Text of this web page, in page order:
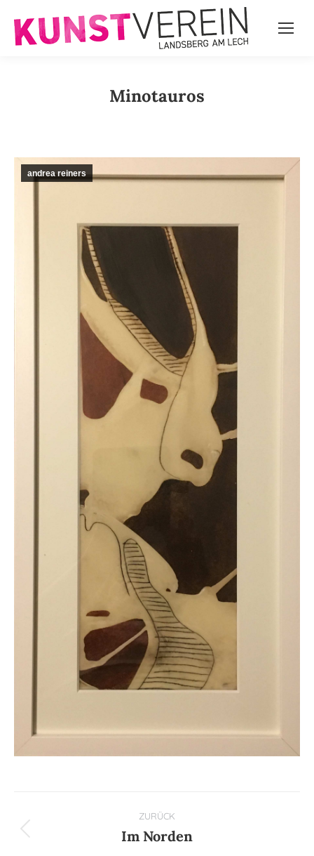
Minotauros
andrea reiners
Kommentarnavigation
ZURÜCK
Vorheriger
Im Norden